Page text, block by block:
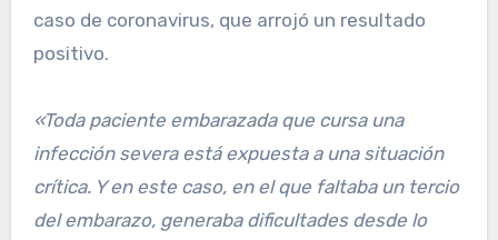
caso de coronavirus, que arrojó un resultado
positivo.
«Toda paciente embarazada que cursa una
infección severa está expuesta a una situación
crítica. Y en este caso, en el que faltaba un tercio
del embarazo, generaba dificultades desde lo